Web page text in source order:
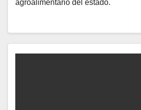
agroalimentario del estado.